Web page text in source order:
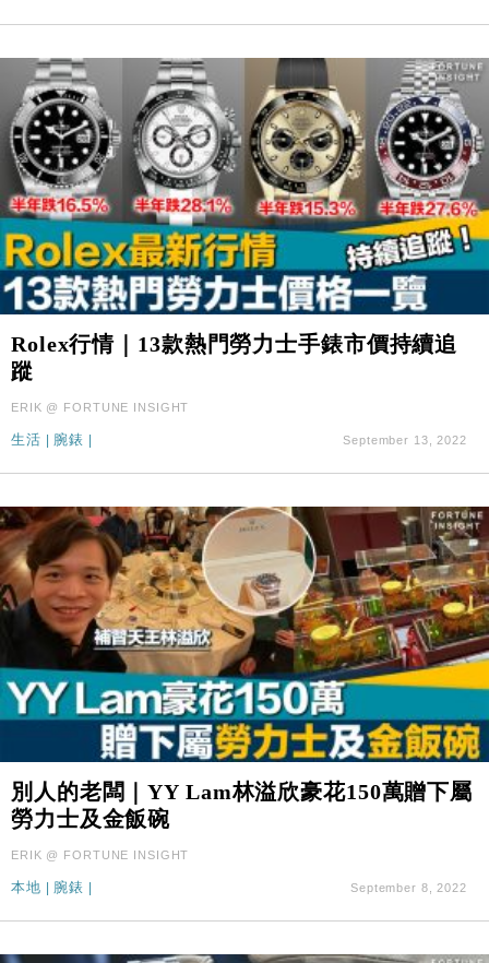
Rolex行情｜13款熱門勞力士手錶市價持續追
蹤
ERIK @ FORTUNE INSIGHT
生活 | 腕錶 | September 13, 2022
別人的老闆｜YY Lam林溢欣豪花150萬贈下屬
勞力士及金飯碗
ERIK @ FORTUNE INSIGHT
本地 腕錶 September 8, 2022